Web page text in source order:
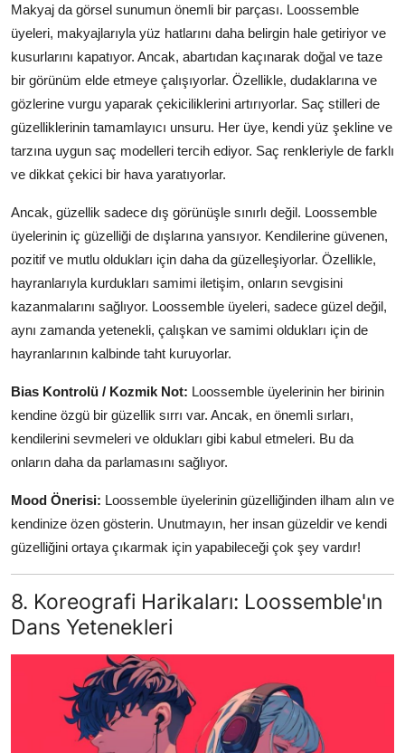
Makyaj da görsel sunumun önemli bir parçası. Loossemble
üyeleri, makyajlarıyla yüz hatlarını daha belirgin hale getiriyor ve
kusurlarını kapatıyor. Ancak, abartıdan kaçınarak doğal ve taze
bir görünüm elde etmeye çalışıyorlar. Özellikle, dudaklarına ve
gözlerine vurgu yaparak çekiciliklerini artırıyorlar. Saç stilleri de
güzelliklerinin tamamlayıcı unsuru. Her üye, kendi yüz şekline ve
tarzına uygun saç modelleri tercih ediyor. Saç renkleriyle de farklı
ve dikkat çekici bir hava yaratıyorlar.
Ancak, güzellik sadece dış görünüşle sınırlı değil. Loossemble
üyelerinin iç güzelliği de dışlarına yansıyor. Kendilerine güvenen,
pozitif ve mutlu oldukları için daha da güzelleşiyorlar. Özellikle,
hayranlarıyla kurdukları samimi iletişim, onların sevgisini
kazanmalarını sağlıyor. Loossemble üyeleri, sadece güzel değil,
aynı zamanda yetenekli, çalışkan ve samimi oldukları için de
hayranlarının kalbinde taht kuruyorlar.
Bias Kontrolü / Kozmik Not: Loossemble üyelerinin her birinin
kendine özgü bir güzellik sırrı var. Ancak, en önemli sırları,
kendilerini sevmeleri ve oldukları gibi kabul etmeleri. Bu da
onların daha da parlamasını sağlıyor.
Mood Önerisi: Loossemble üyelerinin güzelliğinden ilham alın ve
kendinize özen gösterin. Unutmayın, her insan güzeldir ve kendi
güzelliğini ortaya çıkarmak için yapabileceği çok şey vardır!
8. Koreografi Harikaları: Loossemble'ın
Dans Yetenekleri